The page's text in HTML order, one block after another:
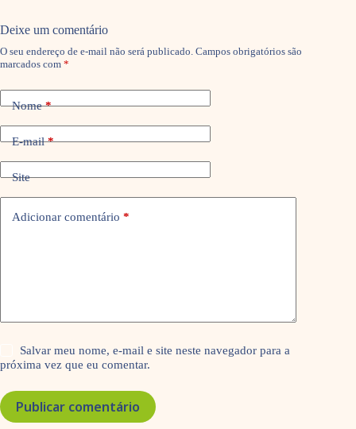
Deixe um comentário
O seu endereço de e-mail não será publicado. Campos obrigatórios são
marcados com *
Nome*
E-mail*
Site
Adicionar comentário *
Salvar meu nome, e-mail e site neste navegador para a
próxima vez que eu comentar.
Publicar comentário